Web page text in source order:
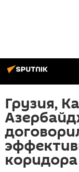
Грузия,
коридора